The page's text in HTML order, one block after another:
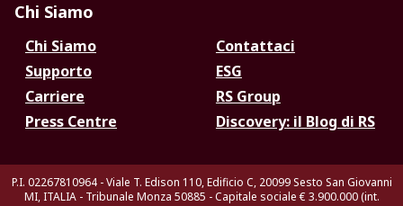
Chi Siamo
Chi Siamo
Contattaci
Supporto
ESG
Carriere
RS Group
Press Centre
Discovery: il Blog di RS
P.I. 02267810964 - Viale T. Edison 110, Edificio C, 20099 Sesto San Giovanni
MI, ITALIA - Tribunale Monza 50885 - Capitale sociale € 3.900.000 (int.